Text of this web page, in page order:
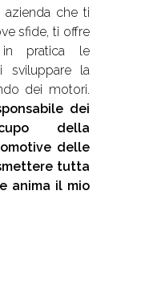
azienda che ti
sfide, ti offre
in pratica le
sviluppare la
dei motori.
dei
della
delle
tutta
anima il mio